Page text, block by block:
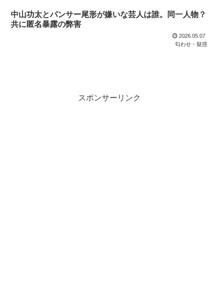
中山功太とパンサー尾形が嫌いな芸人は誰。同一人物？
共に匿名暴露の弊害
2026.05.07
匂わせ・疑惑
スポンサーリンク